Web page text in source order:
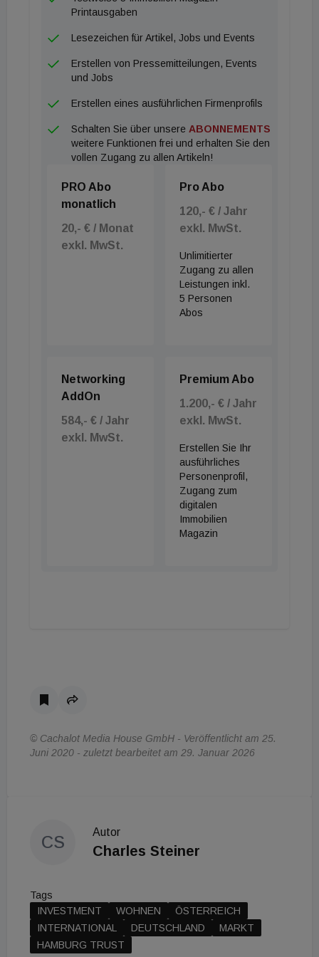
Wohnimmobilienmarkt als einen wichtigen Markt für
institutionelle Investoren an: „Wien profitiert von
zweitgrößte deutschsprachige Stadt nach Berlin.
stabilsten und attraktivsten in ganz Europa.“
Printausgaben
Lesezeichen für Artikel, Jobs und Events
Erstellen von Pressemitteilungen, Events
und Jobs
Erstellen eines ausführlichen Firmenprofils
Schalten Sie über unsere ABONNEMENTS
weitere Funktionen frei und erhalten Sie den
vollen Zugang zu allen Artikeln!
PRO Abo
monatlich
20,- € / Monat
exkl. MwSt.
Pro Abo
120,- € / Jahr
exkl. MwSt.
Unlimitierter
Zugang zu allen
Leistungen inkl.
5 Personen
Abos
Networking
AddOn
584,- € / Jahr
exkl. MwSt.
Premium Abo
1.200,- € / Jahr
exkl. MwSt.
Erstellen Sie Ihr
ausführliches
Personenprofil,
Zugang zum
digitalen
Immobilien
Magazin
© Cachalot Media House GmbH - Veröffentlicht am 25.
Juni 2020 - zuletzt bearbeitet am 29. Januar 2026
CS
Autor
Charles Steiner
Tags
INVESTMENT
WOHNEN
ÖSTERREICH
INTERNATIONAL
DEUTSCHLAND
MARKT
HAMBURG TRUST